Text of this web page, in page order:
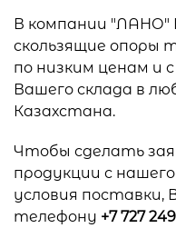
В компании
скользящие опоры
по низким ценам и
Вашего склада в
Казахстана.
Чтобы сделать
продукции с
условия
телефону +7 727